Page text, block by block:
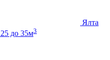
Ялта
до 35м3